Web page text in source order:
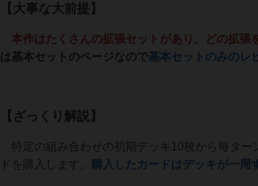
【大事な大前提】
本作はたくさんの拡張セットがあり、どの拡張
は基本セットのページなので基本セットのみのレ
【ざっくり解説】
特定の組み合わせの初期デッキ10枚から毎ター
ドを購入します。
購入したカードはデッキが一周